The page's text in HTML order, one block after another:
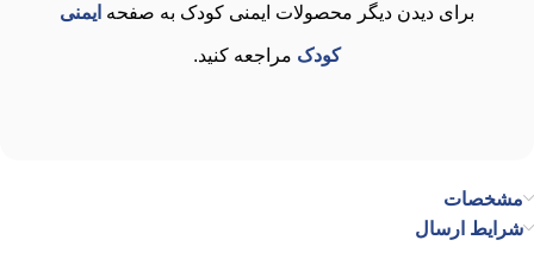
برای دیدن دیگر محصولات ایمنی کودک به صفحه ایمنی
کودک مراجعه کنید.
مشخصات
شرایط ارسال